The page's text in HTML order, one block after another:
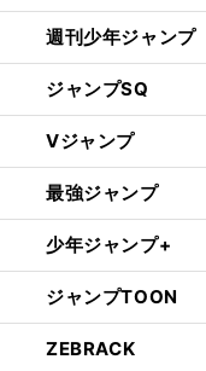
週刊少年ジャンプ
ジャンプSQ
Vジャンプ
最強ジャンプ
少年ジャンプ+
ジャンプTOON
ZEBRACK